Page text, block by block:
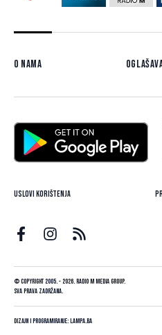
O nama
Uslovi korištenja
© Copyright 2005. - 2026. Radio M Media Group.
Sva prava zadržana.
Dizajn i programiranje:Lampa.ba